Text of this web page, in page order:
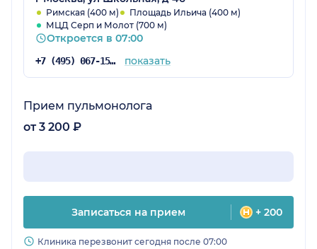
Римская (400 м)
Площадь Ильича (400 м)
МЦД Серп и Молот (700 м)
Откроется в 07:00
+7 (495) 067-15-02 показать
Прием пульмонолога
от 3 200 ₽
Записаться на прием + 200
Клиника перезвонит сегодня после 07:00